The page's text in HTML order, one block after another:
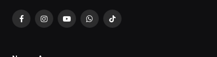
FacebookInstagramYouTubeWhatsAppTikTok